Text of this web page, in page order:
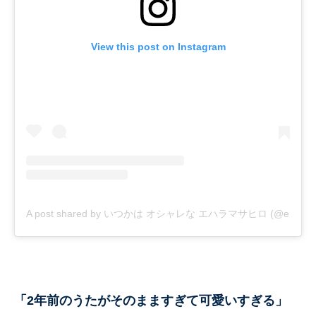
View this post on Instagram
A post shared by いつかは オシャレな エハラマサヒロ
「2年前のうたがそのまますぎて可愛いすぎる」